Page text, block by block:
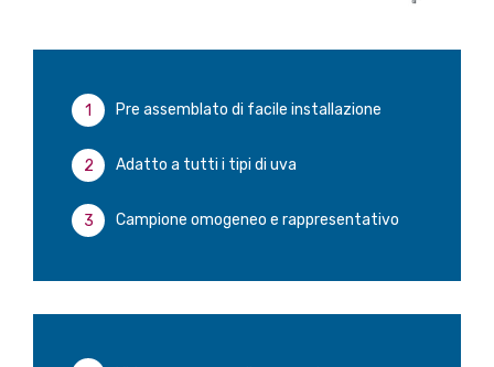
Pre assemblato di facile installazione
Adatto a tutti i tipi di uva
Campione omogeneo e rappresentativo